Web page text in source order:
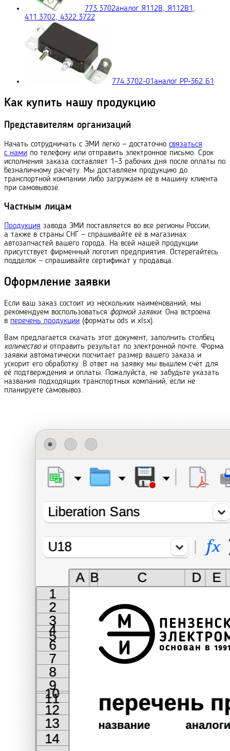
773.3702аналог Я112В, Я112В1,
411.3702, 4322.3722
774.3702-01аналог РР‑362 Б1
Как купить нашу продукцию
Представителям организаций
Начать сотрудничать с ЭМИ легко — достаточно связаться
с нами по телефону или отправить электронное письмо. Срок
исполнения заказа составляет 1–3 рабочих дня после оплаты по
безналичному расчёту. Мы доставляем продукцию до
транспортной компании либо загружаем её в машину клиента
при самовывозе.
Частным лицам
Продукция завода ЭМИ поставляется во все регионы России,
а также в страны СНГ — спрашивайте её в магазинах
автозапчастей вашего города. На всей нашей продукции
присутствует фирменный логотип предприятия. Остерегайтесь
подделок — спрашивайте сертификат у продавца.
Оформление заявки
Если ваш заказ состоит из нескольких наименований, мы
рекомендуем воспользоваться формой заявки. Она встроена
в перечень продукции (форматы ods и xlsx).
Вам предлагается скачать этот документ, заполнить столбец
количествои отправить результат по электронной почте. Форма
заявки автоматически посчитает размер вашего заказа и
ускорит его обработку. В ответ на заявку мы вышлем счёт для
её подтверждения и оплаты. Пожалуйста, не забудьте указать
названия подходящих транспортных компаний, если не
планируете самовывоз.